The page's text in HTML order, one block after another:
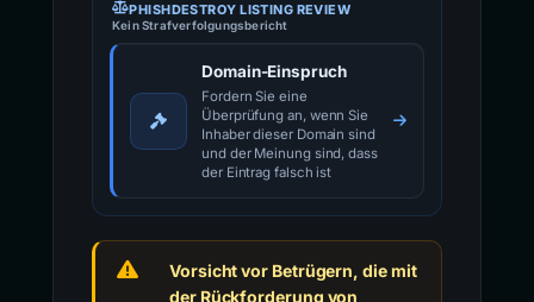
PHISHDESTROY LISTING REVIEW
Kein Strafverfolgungsbericht
Domain-Einspruch
Fordern Sie eine
Überprüfung an, wenn Sie
Inhaber dieser Domain sind
und der Meinung sind, dass
der Eintrag falsch ist
Vorsicht vor Betrügern, die mit
der Rückforderung von